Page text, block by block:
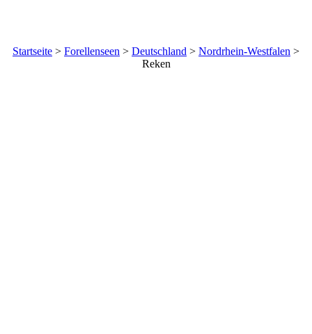
Startseite > Forellenseen > Deutschland > Nordrhein-Westfalen >
Reken